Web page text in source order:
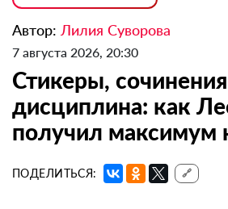
Автор: Лилия Суворова
7 августа 2026, 20:30
Стикеры,
дисциплина: как
получил максимум
ПОДЕЛИТЬСЯ: 🔗